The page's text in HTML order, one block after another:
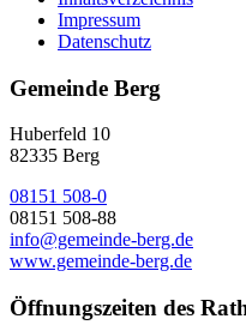
Impressum
Datenschutz
Gemeinde Berg
Huberfeld 10
82335 Berg
08151 508-0
08151 508-88
info@gemeinde-berg.de
www.gemeinde-berg.de
Öffnungszeiten des